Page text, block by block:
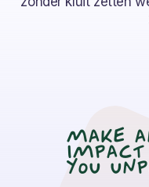
MAKE
IMPACT
YOU